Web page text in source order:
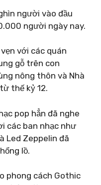
người vào đầu
người ngày nay.
với các quán
gỗ trên con
nông thôn và Nhà
thế kỷ 12.
pop hẳn đã nghe
các ban nhạc như
Led Zeppelin đã
lồ.
phong cách Gothic